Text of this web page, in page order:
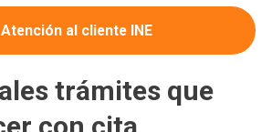
Atención al cliente INE
trámites que